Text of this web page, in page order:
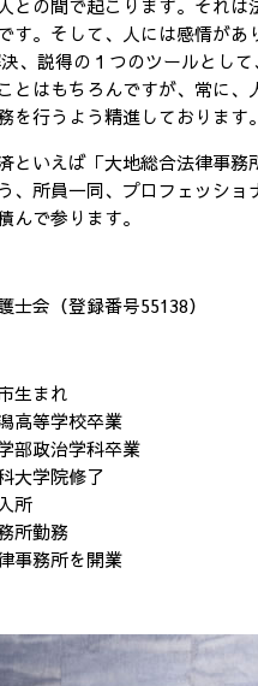
との間で起こります。それは
す。そして、人には感情があ
、説得の１つのツールとし
とはもちろんですが、常に、
を行うよう精進しております。
といえば「大地総合法律事務
、所員一同、プロフェッショ
んで参ります。
士会（登録番号55138）
生まれ
高等学校卒業
部政治学科卒業
大学院修了
所
所勤務
事務所を開業